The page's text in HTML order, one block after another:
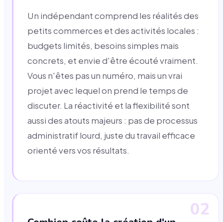
Un indépendant comprend les réalités des
petits commerces et des activités locales :
budgets limités, besoins simples mais
concrets, et envie d'être écouté vraiment.
Vous n'êtes pas un numéro, mais un vrai
projet avec lequel on prend le temps de
discuter. La réactivité et la flexibilité sont
aussi des atouts majeurs : pas de processus
administratif lourd, juste du travail efficace
orienté vers vos résultats.
02